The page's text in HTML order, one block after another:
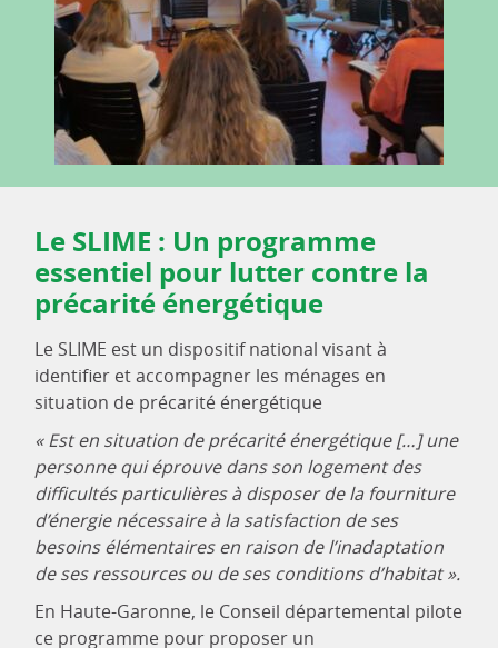
Le SLIME : Un programme
essentiel pour lutter contre la
précarité énergétique
Le SLIME est un dispositif national visant à
identifier et accompagner les ménages en
situation de précarité énergétique
« Est en situation de précarité énergétique […] une
personne qui éprouve dans son logement des
difficultés particulières à disposer de la fourniture
d’énergie nécessaire à la satisfaction de ses
besoins élémentaires en raison de l’inadaptation
de ses ressources ou de ses conditions d’habitat ».
En Haute-Garonne, le Conseil départemental pilote
ce programme pour proposer un